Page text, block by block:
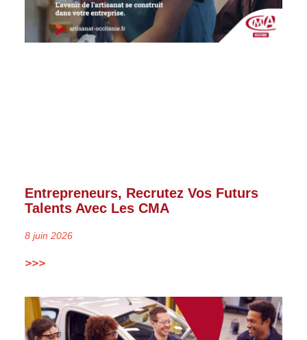
Entrepreneurs, Recrutez Vos Futurs
Talents Avec Les CMA
8 juin 2026
>>>